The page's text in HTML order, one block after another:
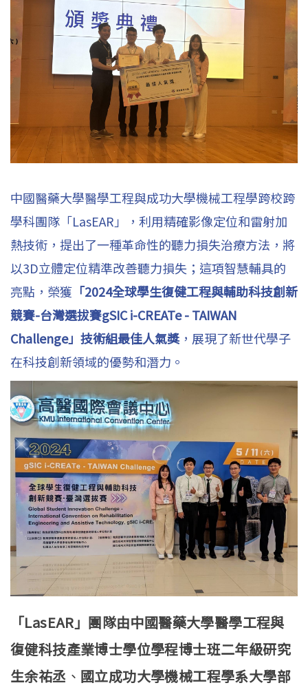
中國醫藥大學醫學工程與成功大學機械工程學跨校跨
學科團隊「LasEAR」，利用精確影像定位和雷射加
熱技術，提出了一種革命性的聽力損失治療方法，將
以3D立體定位精準改善聽力損失；這項智慧輔具的
亮點，榮獲 「2024全球學生復健工程與輔助科技創新
競賽-台灣選拔賽gSIC i-CREATe - TAIWAN
Challenge」技術組最佳人氣獎 ，展現了新世代學子
在科技創新領域的優勢和潛力。
「LasEAR」團隊由中國醫藥大學醫學工程與
復健科技產業博士學位學程博士班二年級研究
生余祐丞 、 國立成功大學機械工程學系大學部